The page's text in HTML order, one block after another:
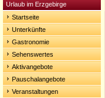
Urlaub im Erzgebirge
Startseite
Unterkünfte
Gastronomie
Sehenswertes
Aktivangebote
Pauschalangebote
Veranstaltungen